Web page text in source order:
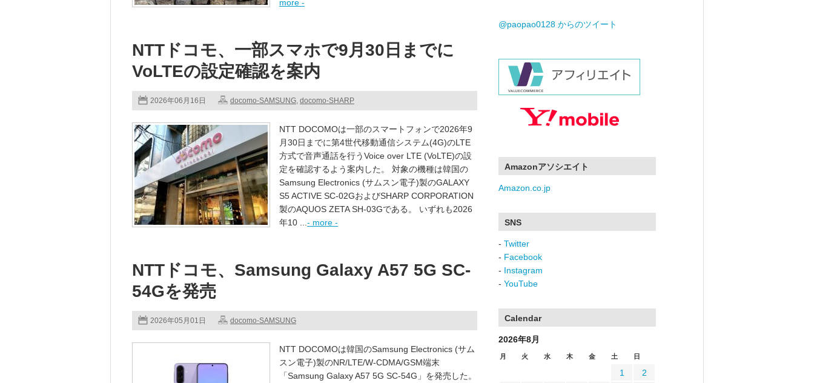
more -
NTTドコモ、一部スマホで9月30日までに
VoLTEの設定確認を案内
2026年06月16日 docomo-SAMSUNG, docomo-SHARP
NTT DOCOMOは一部のスマートフォンで2026年9
月30日までに第4世代移動通信システム(4G)のLTE
方式で音声通話を行うVoice over LTE (VoLTE)の設
定を確認するよう案内した。 対象の機種は韓国の
Samsung Electronics (サムスン電子)製のGALAXY
S5 ACTIVE SC-02GおよびSHARP CORPORATION
製のAQUOS ZETA SH-03Gである。 いずれも2026
年10 ... - more -
NTTドコモ、Samsung Galaxy A57 5G SC-
54Gを発売
2026年05月01日 docomo-SAMSUNG
NTT DOCOMOは韓国のSamsung Electronics (サム
スン電子)製のNR/LTE/W-CDMA/GSM端末
「Samsung Galaxy A57 5G SC-54G」を発売した。
@paopao0128 からのツイート
Amazonアソシエイト
Amazon.co.jp
SNS
- Twitter
- Facebook
- Instagram
- YouTube
Calendar
2026年8月
月 火 水 木 金 土 日
1
2